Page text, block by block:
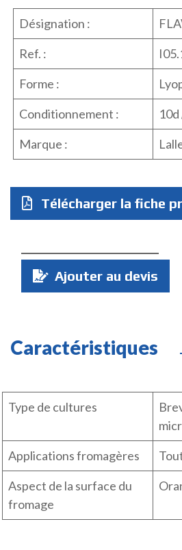
Désignation :
Ref. :
Forme :
Conditionnement :
Marque :
Télécharger la fiche
Quantité
Ajouter au devis
Caractéristiques
Type de cultures
Applications fromagères
Aspect de la surface du
fromage